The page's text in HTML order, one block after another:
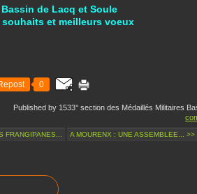
de Lacq et Soule
et meilleurs voeux
0
Published by 1533° section des Médaillés Militaires
FRANGIPANES... A MOURENX : UNE ASSEMBLEE... >>